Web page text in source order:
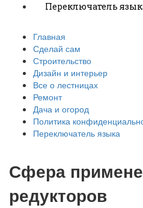
Переключатель
Главная
Сделай сам
Строительство
Дизайн и интерьер
Все о лестницах
Ремонт
Дача и огород
Политика
Переключатель языка
Сфера
редукторов